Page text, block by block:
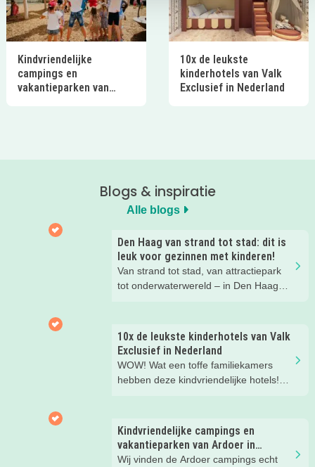
Kindvriendelijke
campings en
vakantieparken van
10x de leukste
kinderhotels van Valk
Exclusief in Nederland
Blogs & inspiratie
Alle blogs
Den Haag van strand tot stad: dit is
leuk voor gezinnen met kinderen!
Van strand tot stad, van attractiepark
tot onderwaterwereld – in Den Haag
ontspannen met een lekkere lunch op
het strand en een duik in zee. Heerlijk!
10x de leukste kinderhotels van Valk
Exclusief in Nederland
WOW! Wat een toffe familiekamers
hebben deze kindvriendelijke hotels!
kinderhotels van Valk Exclusief en
boek een heerlijk nachtje weg met je
kind(eren).
Kindvriendelijke campings en
vakantieparken van Ardoer in
Nederland
Wij vinden de Ardoer campings echt